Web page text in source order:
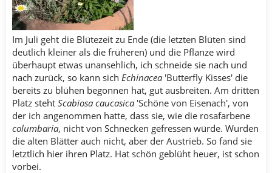
Im Juli geht die Blütezeit zu Ende (die letzten Blüten sind
deutlich kleiner als die früheren) und die Pflanze wird
überhaupt etwas unansehlich, ich schneide sie nach und
nach zurück, so kann sich Echinacea 'Butterfly Kisses' die
bereits zu blühen begonnen hat, gut ausbreiten. Am dritten
Platz steht Scabiosa caucasica 'Schöne von Eisenach', von
der ich angenommen hatte, dass sie, wie die rosafarbene
columbaria, nicht von Schnecken gefressen würde. Wurden
die alten Blätter auch nicht, aber der Austrieb. So fand sie
letztlich hier ihren Platz. Hat schön geblüht heuer, ist schon
vorbei.